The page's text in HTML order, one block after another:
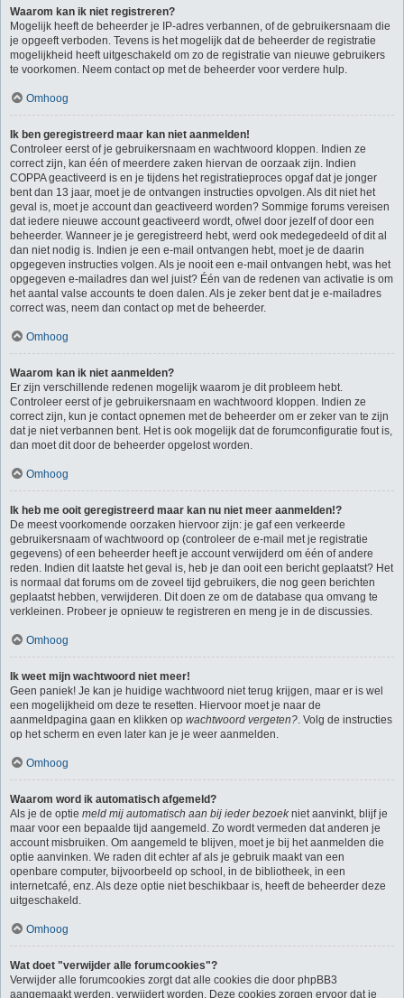
Waarom kan ik niet registreren?
Mogelijk heeft de beheerder je IP-adres verbannen, of de gebruikersnaam die
je opgeeft verboden. Tevens is het mogelijk dat de beheerder de registratie
mogelijkheid heeft uitgeschakeld om zo de registratie van nieuwe gebruikers
te voorkomen. Neem contact op met de beheerder voor verdere hulp.
Omhoog
Ik ben geregistreerd maar kan niet aanmelden!
Controleer eerst of je gebruikersnaam en wachtwoord kloppen. Indien ze
correct zijn, kan één of meerdere zaken hiervan de oorzaak zijn. Indien
COPPA geactiveerd is en je tijdens het registratieproces opgaf dat je jonger
bent dan 13 jaar, moet je de ontvangen instructies opvolgen. Als dit niet het
geval is, moet je account dan geactiveerd worden? Sommige forums vereisen
dat iedere nieuwe account geactiveerd wordt, ofwel door jezelf of door een
beheerder. Wanneer je je geregistreerd hebt, werd ook medegedeeld of dit al
dan niet nodig is. Indien je een e-mail ontvangen hebt, moet je de daarin
opgegeven instructies volgen. Als je nooit een e-mail ontvangen hebt, was het
opgegeven e-mailadres dan wel juist? Één van de redenen van activatie is om
het aantal valse accounts te doen dalen. Als je zeker bent dat je e-mailadres
correct was, neem dan contact op met de beheerder.
Omhoog
Waarom kan ik niet aanmelden?
Er zijn verschillende redenen mogelijk waarom je dit probleem hebt.
Controleer eerst of je gebruikersnaam en wachtwoord kloppen. Indien ze
correct zijn, kun je contact opnemen met de beheerder om er zeker van te zijn
dat je niet verbannen bent. Het is ook mogelijk dat de forumconfiguratie fout is,
dan moet dit door de beheerder opgelost worden.
Omhoog
Ik heb me ooit geregistreerd maar kan nu niet meer aanmelden!?
De meest voorkomende oorzaken hiervoor zijn: je gaf een verkeerde
gebruikersnaam of wachtwoord op (controleer de e-mail met je registratie
gegevens) of een beheerder heeft je account verwijderd om één of andere
reden. Indien dit laatste het geval is, heb je dan ooit een bericht geplaatst? Het
is normaal dat forums om de zoveel tijd gebruikers, die nog geen berichten
geplaatst hebben, verwijderen. Dit doen ze om de database qua omvang te
verkleinen. Probeer je opnieuw te registreren en meng je in de discussies.
Omhoog
Ik weet mijn wachtwoord niet meer!
Geen paniek! Je kan je huidige wachtwoord niet terug krijgen, maar er is wel
een mogelijkheid om deze te resetten. Hiervoor moet je naar de
aanmeldpagina gaan en klikken op wachtwoord vergeten?. Volg de instructies
op het scherm en even later kan je je weer aanmelden.
Omhoog
Waarom word ik automatisch afgemeld?
Als je de optie meld mij automatisch aan bij ieder bezoek niet aanvinkt, blijf je
maar voor een bepaalde tijd aangemeld. Zo wordt vermeden dat anderen je
account misbruiken. Om aangemeld te blijven, moet je bij het aanmelden die
optie aanvinken. We raden dit echter af als je gebruik maakt van een
openbare computer, bijvoorbeeld op school, in de bibliotheek, in een
internetcafé, enz. Als deze optie niet beschikbaar is, heeft de beheerder deze
uitgeschakeld.
Omhoog
Wat doet "verwijder alle forumcookies"?
Verwijder alle forumcookies zorgt dat alle cookies die door phpBB3
aangemaakt werden, verwijdert worden. Deze cookies zorgen ervoor dat je